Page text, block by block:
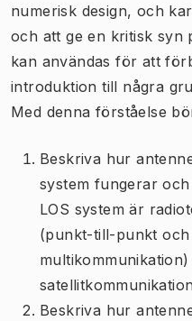
numerisk design, och
och att ge en kritisk syn
kan användas för att
introduktion till några
Med denna förståelse
Beskriva hur
system fungerar
LOS system är
(punkt-till-punkt
Beskriva hur